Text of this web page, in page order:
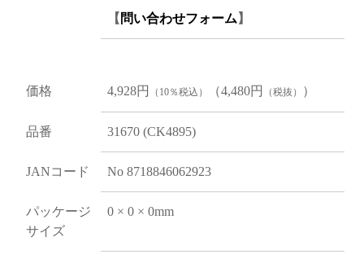
【 問い合わせフォーム 】
価格 4,928円 （10％税込） （4,480円 （税抜） ）
品番 31670 (CK4895)
JANコード No 8718846062923
パッケージ
サイズ
0 × 0 × 0mm